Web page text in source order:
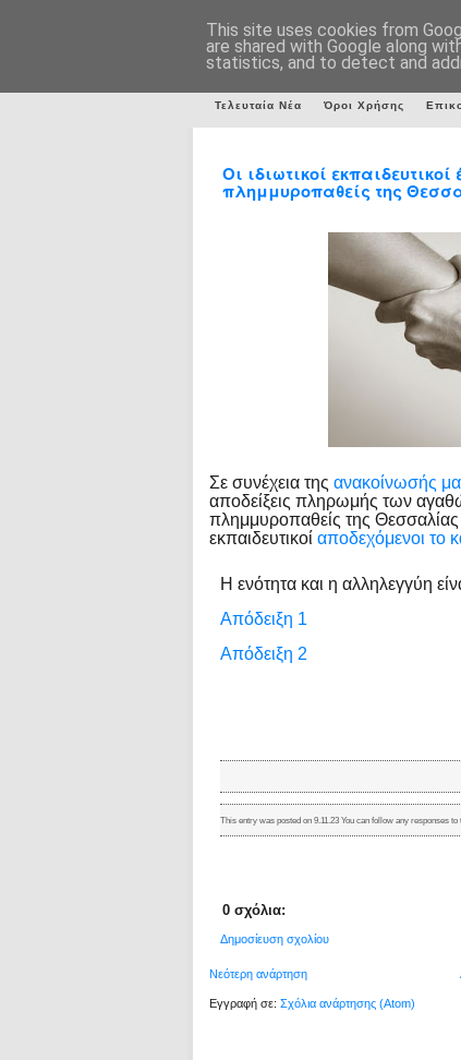
Τελευταία Νέα Όροι Χρήσης
Οι ιδιωτικοί
πλημμυροπαθείς της
Σε συνέχεια της ανακοίνωσής
αποδείξεις πληρωμής των
πλημμυροπαθείς της Θεσσαλίας
εκπαιδευτικοί αποδεχόμενοι το
Η ενότητα και η αλληλεγγύη
Απόδειξη 1
Απόδειξη 2
This entry was posted on 9.11.23 You can follow any responses to
0 σχόλια:
Δημοσίευση σχολίου
Νεότερη ανάρτηση
Εγγραφή σε: Σχόλια ανάρτησης (Atom)
This site uses cookies from
are shared with Google along
statistics, and to detect and